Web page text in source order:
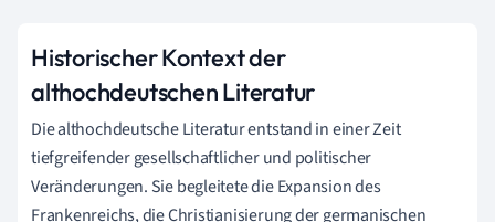
Historischer Kontext der
althochdeutschen Literatur
Die althochdeutsche Literatur entstand in einer Zeit
tiefgreifender gesellschaftlicher und politischer
Veränderungen. Sie begleitete die Expansion des
Frankenreichs, die Christianisierung der germanischen